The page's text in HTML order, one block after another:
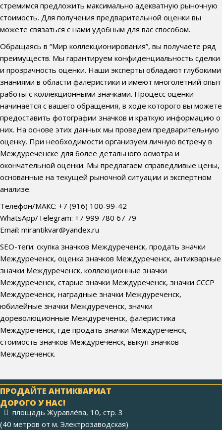
стремимся предложить максимально адекватную рыночную
стоимость. Для получения предварительной оценки вы
можете связаться с нами удобным для вас способом.
Обращаясь в “Мир коллекционирования”, вы получаете ряд
преимуществ. Мы гарантируем конфиденциальность сделки
и прозрачность оценки. Наши эксперты обладают глубокими
знаниями в области фалеристики и имеют многолетний опыт
работы с коллекционными значками. Процесс оценки
начинается с вашего обращения, в ходе которого вы можете
предоставить фотографии значков и краткую информацию о
них. На основе этих данных мы проведем предварительную
оценку. При необходимости организуем личную встречу в
Междуреченске для более детального осмотра и
окончательной оценки. Мы предлагаем справедливые цены,
основанные на текущей рыночной ситуации и экспертном
анализе.
Телефон/МАКС: +7 (916) 100-99-42
WhatsApp/Telegram: +7 999 780 67 79
Email: mirantikvar@yandex.ru
SEO-теги: скупка значков Междуреченск, продать значки
Междуреченск, оценка значков Междуреченск, антикварные
значки Междуреченск, коллекционные значки
Междуреченск, старые значки Междуреченск, значки СССР
Междуреченск, наградные значки Междуреченск,
юбилейные значки Междуреченск, значки
дореволюционные Междуреченск, фалеристика
Междуреченск, где продать значки Междуреченск,
стоимость значков Междуреченск, выкуп значков
Междуреченск.
ПРОДАЙТЕ АНТИКВАРИАТ
ДОРОГО У НАС!
площадь Журавлёва, 10, стр. 3
(40 метров от м. Электрозаводская)